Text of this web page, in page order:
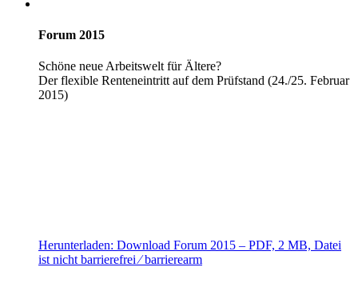
Forum 2015
Schöne neue Arbeitswelt für Ältere?
Der flexible Renteneintritt auf dem Prüfstand (24./25. Februar
2015)
Herunterladen: Download Forum 2015 – PDF, 2 MB, Datei
ist nicht barrierefrei ⁄ barrierearm